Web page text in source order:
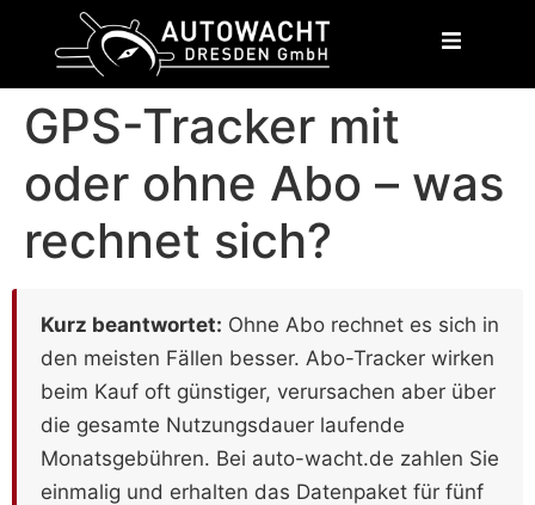
GPS-Tracker mit
oder ohne Abo – was
rechnet sich?
Kurz beantwortet: Ohne Abo rechnet es sich in
den meisten Fällen besser. Abo-Tracker wirken
beim Kauf oft günstiger, verursachen aber über
die gesamte Nutzungsdauer laufende
Monatsgebühren. Bei auto-wacht.de zahlen Sie
einmalig und erhalten das Datenpaket für fünf